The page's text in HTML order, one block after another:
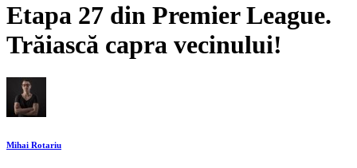
Etapa 27 din Premier League.
Trăiască capra vecinului!
Mihai Rotariu